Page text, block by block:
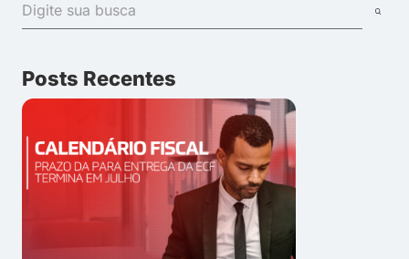
Posts Recentes